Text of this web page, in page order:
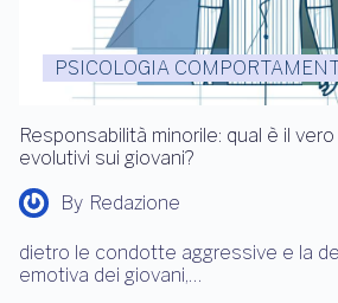
PSICOLOGIA
Responsabilità minorile: qual è il
evolutivi sui giovani?
By Redazione
dietro le condotte aggressive e la
emotiva dei giovani,…